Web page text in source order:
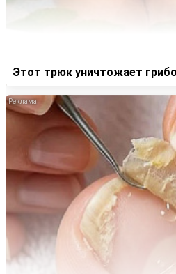
Этот трюк уничтожает